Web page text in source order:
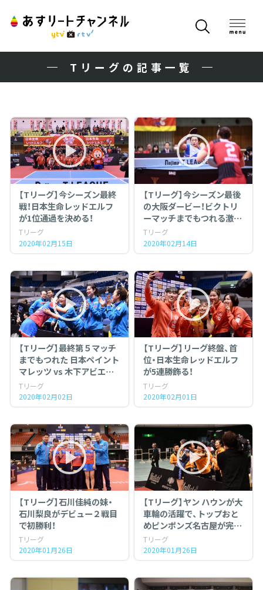
Tリーグの記事一覧
【Tリーグ】今シーズン最終
戦！日本生命レッドエルフ
が1位通過を決める！
Tリーグ
2020年02月15日
【Tリーグ】今シーズン最後
の大阪ダービー！ビクトリ
ーマッチまでもつれる激戦
に！
Tリーグ
2020年02月14日
【Tリーグ】最終第５マッチ
までもつれた 日本ペイント
マレッツ vs 木下アビエル
神奈川
Tリーグ
2020年02月02日
【Tリーグ】リーグ終盤、首
位・日本生命レッドエルフ
が5連勝飾る！
Tリーグ
2020年02月01日
【Tリーグ】石川佳純の妹・
石川梨良がデビュー２戦目
で初勝利！
Tリーグ
2020年01月26日
【Tリーグ】ヤン ハウンが大
車輪の活躍で、トップおと
めピンポンズ名古屋が完全
勝利！
Tリーグ
2020年01月26日